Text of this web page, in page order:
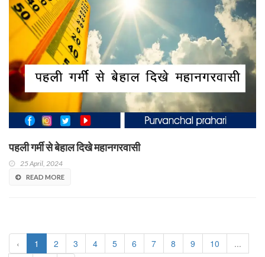
पहली गर्मी से बेहाल दिखे महानगरवासी
25 April, 2024
READ MORE
‹ 1 2 3 4 5 6 7 8 9 10
...